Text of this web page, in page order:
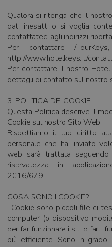
Qualora si ritenga che il
dati inesatti o si voglia
contattateci agli indirizzi
Per contattare ­/
http://www.hotelkeys.it/
Per contattare il nostro
dettagli di contatto sul nostro
3. POLITICA DEI COOKIE
Questa Politica descrive il
Cookie sul nostro Sito Web.
Rispettiamo il tuo diritto
personale che hai inviato
web sarà trattata
riservatezza in
2016/679.
COSA SONO I COOKIE?
I Cookie sono piccoli file di
computer (o dispositivo
per far funzionare i siti o farli
più efficiente. Sono in